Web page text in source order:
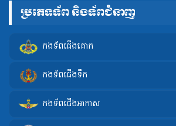
ប្រភេទទ័ព និងទ័ពជំនាញ
កងទ័ពជើងគោក
កងទ័ពជើងទឹក
កងទ័ពជើងអាកាស